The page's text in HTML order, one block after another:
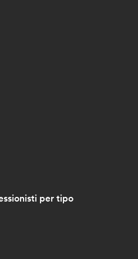
per tipo